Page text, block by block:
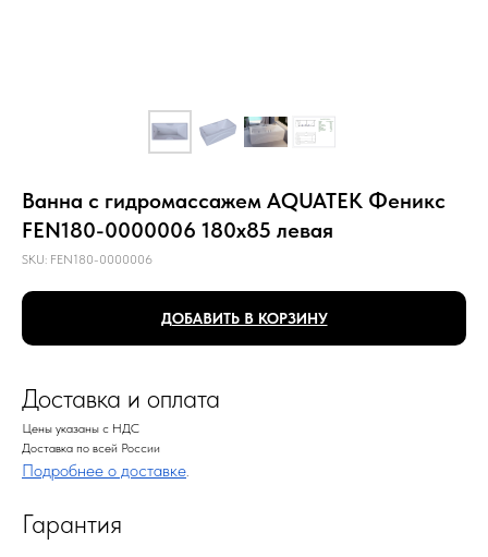
Ванна с гидромассажем AQUATEK Феникс
FEN180-0000006 180х85 левая
SKU: FEN180-0000006
ДОБАВИТЬ В КОРЗИНУ
Доставка и оплата
Цены указаны с НДС
Доставка по всей России
Подробнее о доставке.
Гарантия